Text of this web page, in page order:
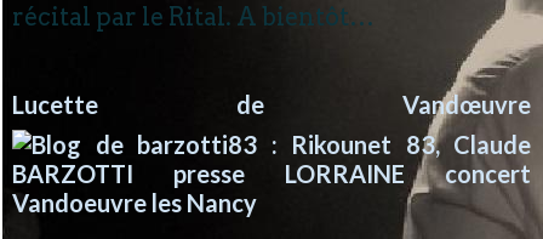
récital par le Rital. A bientôt…
Lucette de Vandœuvre